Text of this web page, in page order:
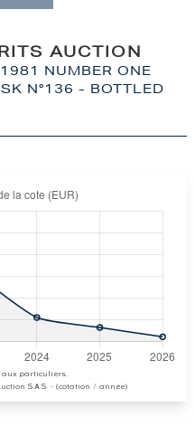
AUCTION
NUMBER ONE
N°136 - BOTTLED
aux particuliers.
S.A.S. - (cotation / année)